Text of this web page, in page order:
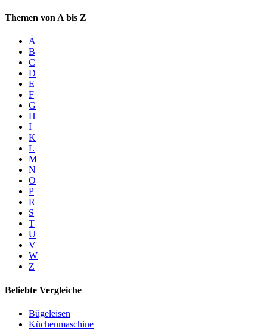
Themen von A bis Z
A
B
C
D
E
F
G
H
I
K
L
M
N
O
P
R
S
T
U
V
W
Z
Beliebte Vergleiche
Bügeleisen
Küchenmaschine